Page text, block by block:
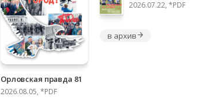
Орловская правда 81
2026.08.05, *PDF
2026.07.22, *PDF
в архив